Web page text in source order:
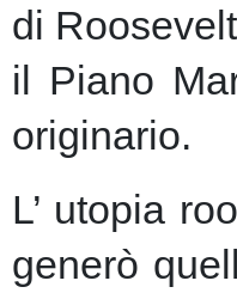
di
il Piano
originario.
L’ utopia
generò